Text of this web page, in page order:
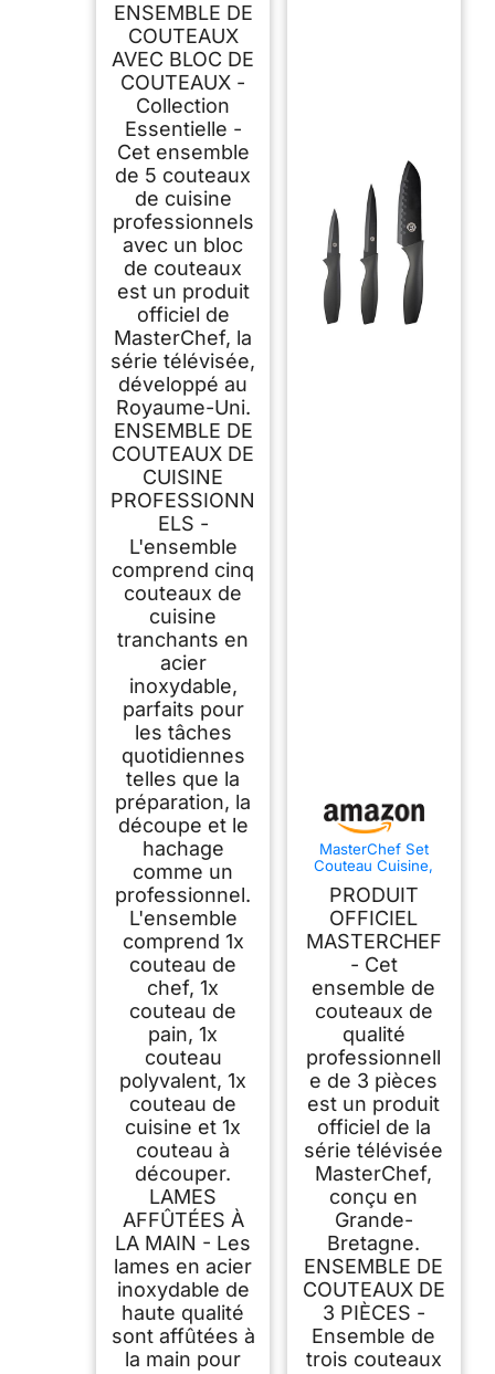
Couteau d'Office
Universel, Couteau à
Viande et Pain,
Couteau de Chef,
Acier Inoxydable,
Manche
Ergonomique, Noir,
Toucher Doux
ENSEMBLE DE
COUTEAUX
AVEC BLOC DE
COUTEAUX -
Collection
Essentielle -
Cet ensemble
de 5 couteaux
de cuisine
professionnels
avec un bloc
de couteaux
est un produit
officiel de
MasterChef, la
série télévisée,
développé au
Royaume-Uni.
ENSEMBLE DE
COUTEAUX DE
CUISINE
PROFESSIONN
ELS -
L'ensemble
comprend cinq
couteaux de
cuisine
tranchants en
acier
inoxydable,
parfaits pour
les tâches
quotidiennes
telles que la
préparation, la
découpe et le
hachage
comme un
professionnel.
L'ensemble
comprend 1x
couteau de
chef, 1x
couteau de
pain, 1x
couteau
polyvalent, 1x
couteau de
cuisine et 1x
couteau à
découper.
LAMES
AFFÛTÉES À
LA MAIN - Les
lames en acier
inoxydable de
haute qualité
sont affûtées à
la main pour
MasterChef Set
Couteau Cuisine,
Couteau d'office,
Couteau Universel
et Couteau de Chef,
Acier Inoxydable,
Revêtement
Antiadhésif, Manche
Ergonomique
PRODUIT
OFFICIEL
MASTERCHEF
- Cet
ensemble de
couteaux de
qualité
professionnell
e de 3 pièces
est un produit
officiel de la
série télévisée
MasterChef,
conçu en
Grande-
Bretagne.
ENSEMBLE DE
COUTEAUX DE
3 PIÈCES -
Ensemble de
trois couteaux